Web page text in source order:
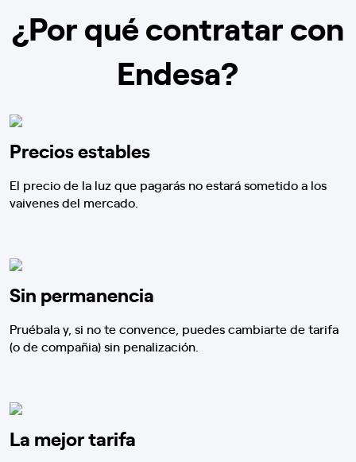
¿Por qué contratar con
Endesa?
Precios estables
El precio de la luz que pagarás no estará sometido a los
vaivenes del mercado.
Sin permanencia
Pruébala y, si no te convence, puedes cambiarte de tarifa
(o de compañia) sin penalización.
La mejor tarifa